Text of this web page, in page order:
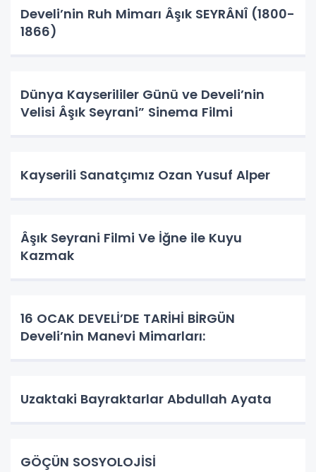
Develi’nin Ruh Mimarı Âşık SEYRÂNÎ (1800-
1866)
Dünya Kayserililer Günü ve Develi’nin
Velisi Âşık Seyrani” Sinema Filmi
Kayserili Sanatçımız Ozan Yusuf Alper
Âşık Seyrani Filmi Ve İğne ile Kuyu
Kazmak
16 OCAK DEVELİ’DE TARİHİ BİRGÜN
Develi’nin Manevi Mimarları:
Uzaktaki Bayraktarlar Abdullah Ayata
GÖÇÜN SOSYOLOJİSİ